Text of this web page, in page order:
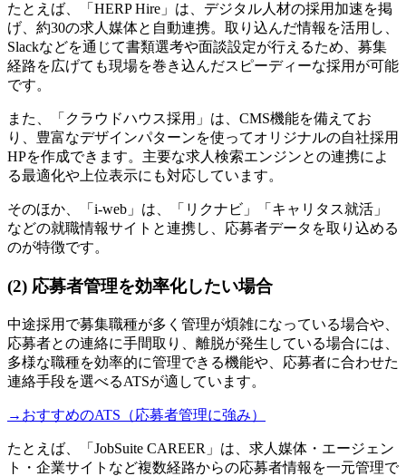
たとえば、「HERP Hire」は、デジタル人材の採用加速を掲
げ、約30の求人媒体と自動連携。取り込んだ情報を活用し、
Slackなどを通じて書類選考や面談設定が行えるため、募集
経路を広げても現場を巻き込んだスピーディーな採用が可能
です。
また、「クラウドハウス採用」は、CMS機能を備えてお
り、豊富なデザインパターンを使ってオリジナルの自社採用
HPを作成できます。主要な求人検索エンジンとの連携によ
る最適化や上位表示にも対応しています。
そのほか、「i-web」は、「リクナビ」「キャリタス就活」
などの就職情報サイトと連携し、応募者データを取り込める
のが特徴です。
(2) 応募者管理を効率化したい場合
中途採用で募集職種が多く管理が煩雑になっている場合や、
応募者との連絡に手間取り、離脱が発生している場合には、
多様な職種を効率的に管理できる機能や、応募者に合わせた
連絡手段を選べるATSが適しています。
→おすすめのATS（応募者管理に強み）
たとえば、「JobSuite CAREER」は、求人媒体・エージェン
ト・企業サイトなど複数経路からの応募者情報を一元管理で